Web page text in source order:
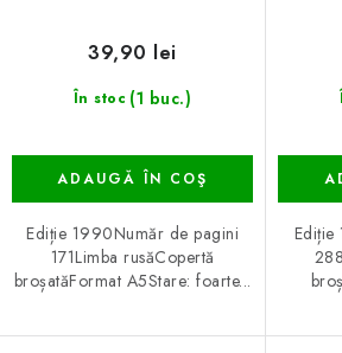
În stoc (1 buc.)
39,90 lei
ADAUGĂ ÎN COŞ
Ediție 1990Număr de pagini
171Limba rusăCopertă
broșatăFormat A5Stare: foarte...
Ediție